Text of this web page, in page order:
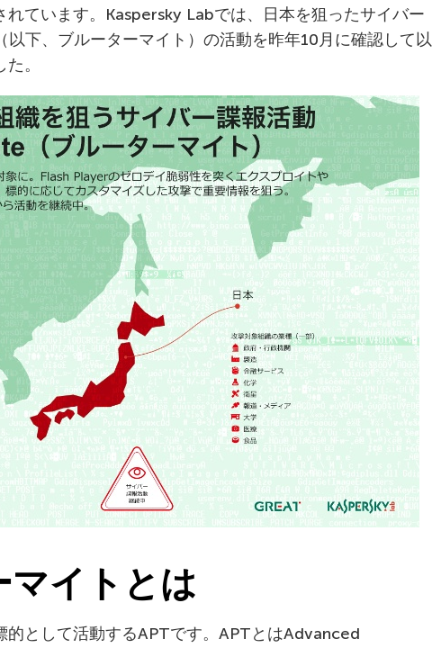
れています。Kaspersky Labでは、日本を狙ったサイバー
下、ブルーターマイト）の活動を昨年10月に確認して以
。
マイトとは
的として活動するAPTです。APTとはAdvanced